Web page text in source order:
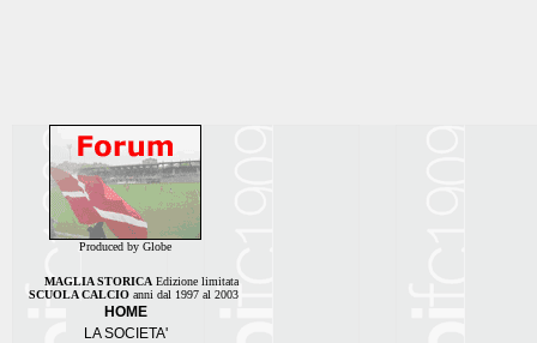
Produced by Globe
MAGLIA STORICA Edizione limitata
SCUOLA CALCIO anni dal 1997 al 2003
HOME
LA SOCIETA'